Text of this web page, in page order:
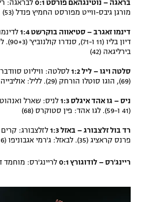
בראגה – נוטינגהאם פורסט 0:1
מורגן גיבס-ווייט מפורסט החמיץ פנדל (53)
דינמו זאגרב – סטיאווה בוקרשט 1:4
דיון
בירליגאה (42)
סלטה ויגו – ליל 1:2
(69), הוגו סוטלו הורחק (29). לליל: אוליבייה ז'ירו (86)
ניס – גו אהד איגלס 1:3
(41 ו-59). לגו אהד: פין סטוקרס (68)
רד בול זלצבורג – באזל 1:3
פרנס קראציג (35). לבאזל: ג'רמי אגבוניפו (56)
ריינג'רס – לודוגורץ 0:1 לריינג'רס: מוחמד